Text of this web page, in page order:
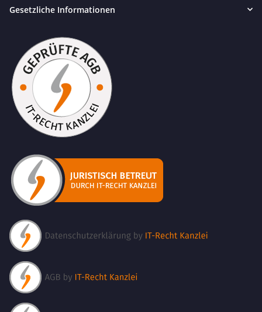
Gesetzliche Informationen